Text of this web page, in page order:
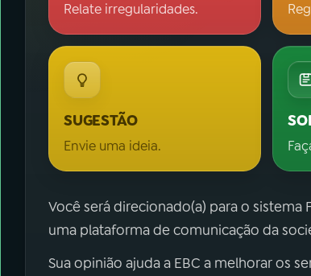
Relate irregularidades.
SUGESTÃO
Envie uma ideia.
Você será direcionado(a) para o sistema
uma plataforma de comunicação da
Sua opinião ajuda a EBC a melhorar os